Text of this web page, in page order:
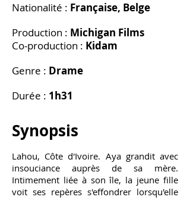
Nationalité : Française, Belge
Production : Michigan Films
Co-production : Kidam
Genre : Drame
Durée : 1h31
Synopsis
Lahou, Côte d'Ivoire. Aya grandit avec
insouciance auprès de sa mère.
Intimement liée à son île, la jeune fille
voit ses repères s'effondrer lorsqu'elle